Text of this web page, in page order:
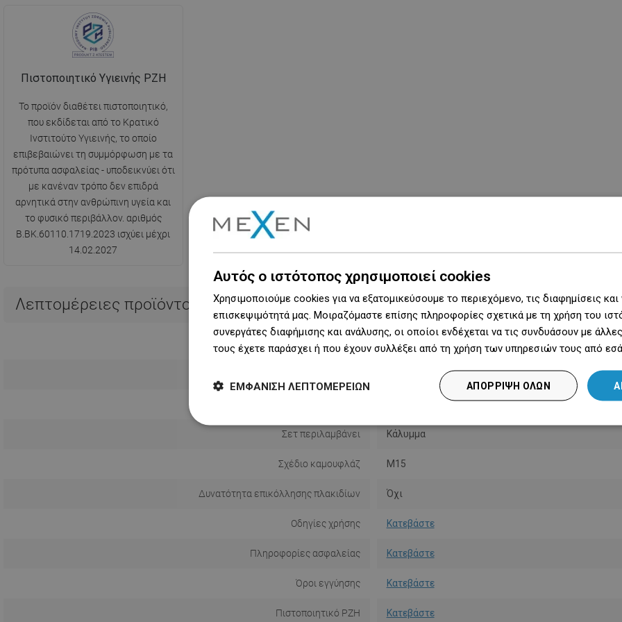
Πιστοποιητικό Υγιεινής PZH
Το προϊόν διαθέτει πιστοποιητικό,
που εκδίδεται από το Κρατικό
Ινστιτούτο Υγιεινής, το οποίο
επιβεβαιώνει τη συμμόρφωση με τα
πρότυπα ασφαλείας - υποδεικνύει ότι
με κανέναν τρόπο δεν επιδρά
αρνητικά στην ανθρώπινη υγεία και
το φυσικό περιβάλλον. αριθμός
B.BK.60110.1719.2023 ισχύει μέχρι
14.02.2027
Λεπτομέρειες προϊόντος
Σειρά Flat
Σετ περιλαμβάνει Κάλυμμα
Σχέδιο καμουφλάζ M15
Δυνατότητα επικόλλησης πλακιδίων Όχι
Οδηγίες χρήσης Κατεβάστε
Πληροφορίες ασφαλείας Κατεβάστε
Όροι εγγύησης Κατεβάστε
Πιστοποιητικό PZH Κατεβάστε
Αυτός ο ιστότοπος χρησιμοποιεί cookies
Χρησιμοποιούμε cookies για να εξατομικεύσουμε το περιεχόμενο, τις διαφημίσεις
επισκεψιμότητά μας. Μοιραζόμαστε επίσης πληροφορίες σχετικά με τη χρήση του
συνεργάτες διαφήμισης και ανάλυσης, οι οποίοι ενδέχεται να τις συνδυάσουν με
τους έχετε παράσχει ή που έχουν συλλέξει από τη χρήση των υπηρεσιών τους από
ΑΠΌΡΡΙΨΗ ΌΛΩΝ
ΕΜΦΆΝΙΣΗ ΛΕΠΤΟΜΕΡΕΙΏΝ